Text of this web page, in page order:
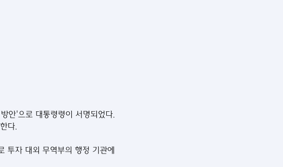
안'으로 대통령령이 서명되었다.
다.
투자 대외 무역부의 행정 기관에